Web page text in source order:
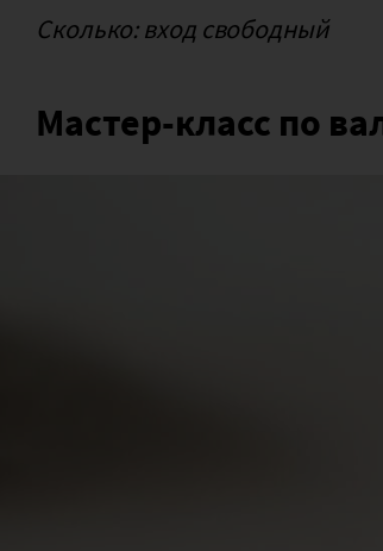
Сколько: вход свободный
Мастер-класс по